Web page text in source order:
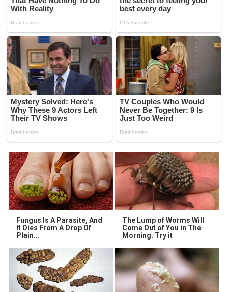
Fungus Is A Parasite, And
It Dies From A Drop Of
Plain...
The Lump of Worms Will
Come Out of You in The
Morning. Try it